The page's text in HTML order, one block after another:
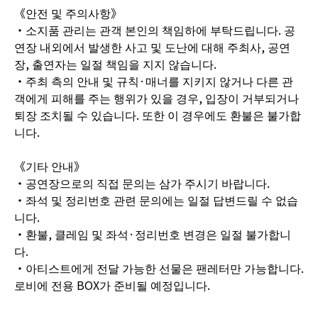
《안전 및 주의사항》
・소지품 관리는 관객 본인의 책임하에 부탁드립니다. 공
연장 내외에서 발생한 사고 및 도난에 대해 주최사, 공연
장, 출연자는 일절 책임을 지지 않습니다.
・주최 측의 안내 및 규칙·매너를 지키지 않거나 다른 관
객에게 피해를 주는 행위가 있을 경우, 입장이 거부되거나
퇴장 조치될 수 있습니다. 또한 이 경우에도 환불은 불가합
니다.
《기타 안내》
・공연장으로의 직접 문의는 삼가 주시기 바랍니다.
・좌석 및 정리번호 관련 문의에는 일절 답변드릴 수 없습
니다.
・환불, 클레임 및 좌석·정리번호 변경은 일절 불가합니
다.
・아티스트에게 전달 가능한 선물은 팬레터만 가능합니다.
로비에 전용 BOX가 준비될 예정입니다.